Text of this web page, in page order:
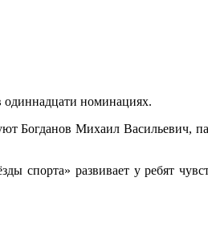
одиннадцати номинациях.
Богданов Михаил Васильевич,
спорта» развивает у ребят